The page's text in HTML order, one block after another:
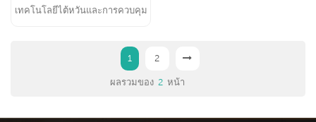
เทคโนโลยีไต้หวันและการควบคุม
นิ้ว 6 ช่อง ขายดี แนะนำโดย
1 2
ผลรวมของ 2 หน้า